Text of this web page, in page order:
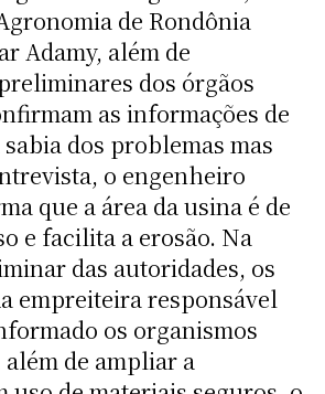
de Rondônia
Adamy, além de
dos órgãos
as informações de
dos problemas mas
o engenheiro
que a área da usina é de
e facilita a erosão. Na
das autoridades, os
empreiteira responsável
os organismos
de ampliar a